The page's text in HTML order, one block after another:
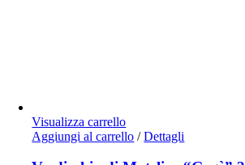
Visualizza carrello
Aggiungi al carrello / Dettagli